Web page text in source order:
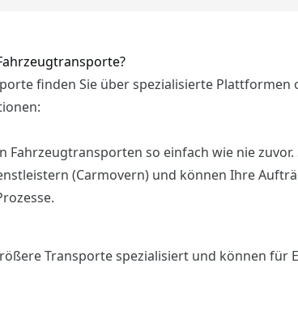
finden Sie über spezialisierte Plattformen
Fahrzeugtransporten so einfach wie nie
(Carmovern) und können Ihre
Transporte spezialisiert und können für